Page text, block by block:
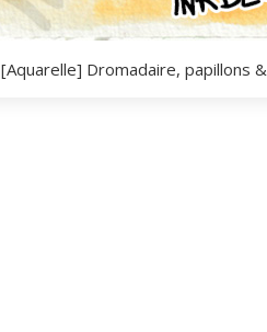
[Aquarelle] Dromadaire, papillons